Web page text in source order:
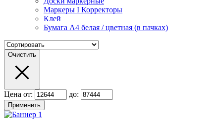
Маркеры I Корректоры
Клей
Бумага А4 белая / цветная (в пачках)
Очистить
Цена от: до: